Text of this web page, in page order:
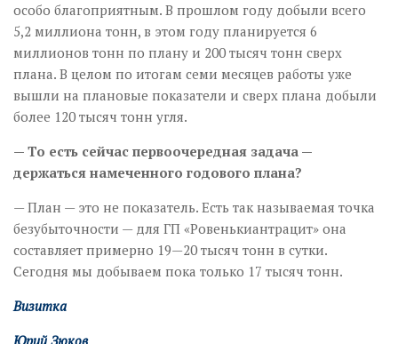
особо благоприятным. В прошлом году добыли всего
5,2 миллиона тонн, в этом году планируется 6
миллионов тонн по плану и 200 тысяч тонн сверх
плана. В целом по итогам семи месяцев работы уже
вышли на плановые показатели и сверх плана добыли
более 120 тысяч тонн угля.
— То есть сейчас первоочередная задача —
держаться намеченного годового плана?
— План — это не показатель. Есть так называемая точка
безубыточности — для ГП «Ровенькиантрацит» она
составляет примерно 19—20 тысяч тонн в сутки.
Сегодня мы добываем пока только 17 тысяч тонн.
Визитка
Юрий Зюков